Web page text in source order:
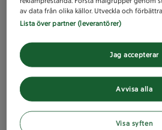
av data från olika källor. Utveckla och
Lista över partner (leverantörer)
Avvisa alla
Jag accepterar
Visa syften